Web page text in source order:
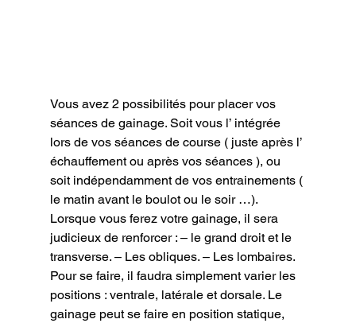
Vous avez 2 possibilités pour placer vos
séances de gainage. Soit vous l’ intégrée
lors de vos séances de course ( juste après l’
échauffement ou après vos séances ), ou
soit indépendamment de vos entrainements (
le matin avant le boulot ou le soir …).
Lorsque vous ferez votre gainage, il sera
judicieux de renforcer : – le grand droit et le
transverse. – Les obliques. – Les lombaires.
Pour se faire, il faudra simplement varier les
positions : ventrale, latérale et dorsale. Le
gainage peut se faire en position statique,